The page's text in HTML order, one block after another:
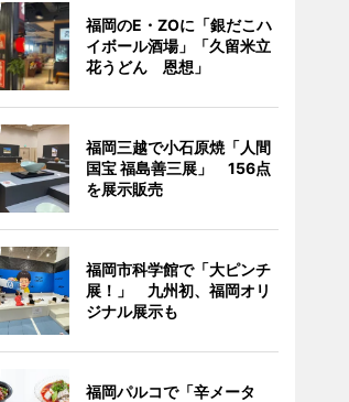
福岡のE・ZOに「銀だこハ
イボール酒場」「久留米立
花うどん 恩想」
福岡三越で小石原焼「人間
国宝 福島善三展」 156点
を展示販売
福岡市科学館で「大ピンチ
展！」 九州初、福岡オリ
ジナル展示も
福岡パルコで「辛メータ